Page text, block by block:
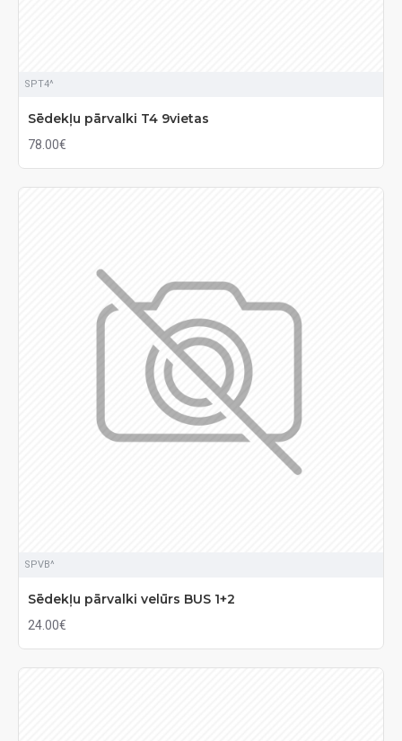
SPT4^
Sēdekļu pārvalki T4 9vietas
78.00€
SPVB^
Sēdekļu pārvalki velūrs BUS 1+2
24.00€